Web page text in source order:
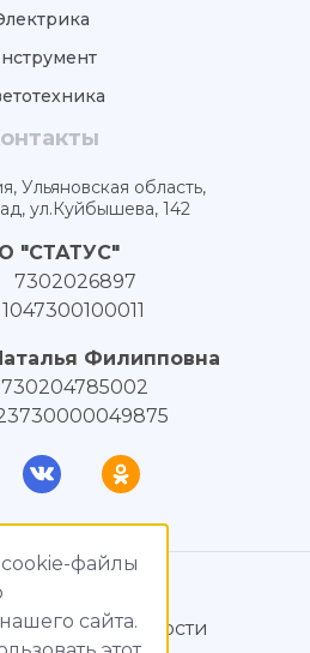
файлы
сайта.
Ульяновская область,
ул.Куйбышева, 142
"СТАТУС"
Филипповна
2015 – 2026